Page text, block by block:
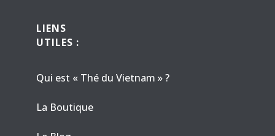
LIENS
UTILES :
Qui est « Thé du Vietnam » ?
La Boutique